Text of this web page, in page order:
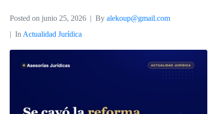
Posted on junio 25, 2026 By alekoup@gmail.com
In Actualidad Jurídica